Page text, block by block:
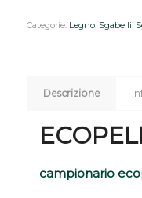
Categorie: Legno, Sgabelli,
Descrizione
campionario